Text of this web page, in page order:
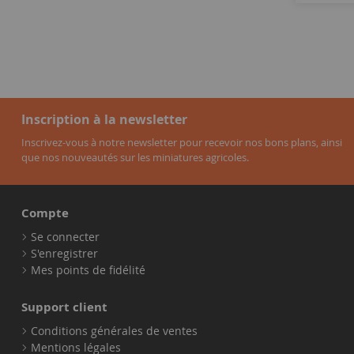
Inscription à la newsletter
Inscrivez-vous à notre newsletter pour recevoir nos bons plans, ainsi
que nos nouveautés sur les miniatures agricoles.
Compte
Se connecter
S'enregistrer
Mes points de fidélité
Support client
Conditions générales de ventes
Mentions légales